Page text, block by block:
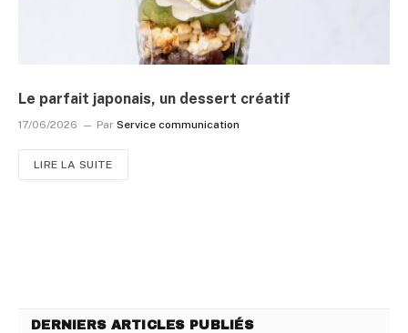
Le parfait japonais, un dessert créatif
17/06/2026 Par Service communication
LIRE LA SUITE
DERNIERS ARTICLES PUBLIÉS